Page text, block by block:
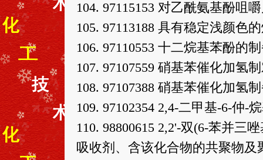
104. 97115153 对乙酰氨基酚咀
105. 97113188 具有稳定浅颜色
106. 97110553 十二烷基苯酚的
107. 97107559 硝基苯催化加氢
108. 97107388 硝基苯催化加氢
109. 97102354 2,4-二甲基-6-仲-
110. 98800615 2,2'-双(6-苯并三
吸收剂、含该化合物的共聚物及